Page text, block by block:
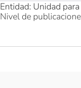
Entidad: Unidad
Nivel de